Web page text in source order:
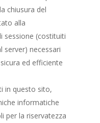
chiusura del
alla
sessione (costituiti
server) necessari
ed efficiente
in questo sito,
informatiche
per la riservatezza